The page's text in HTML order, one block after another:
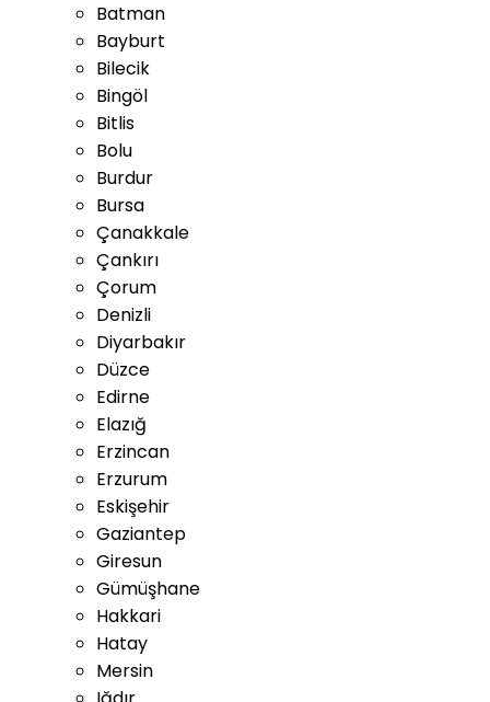
Batman
Bayburt
Bilecik
Bingöl
Bitlis
Bolu
Burdur
Bursa
Çanakkale
Çankırı
Çorum
Denizli
Diyarbakır
Düzce
Edirne
Elazığ
Erzincan
Erzurum
Eskişehir
Gaziantep
Giresun
Gümüşhane
Hakkari
Hatay
Mersin